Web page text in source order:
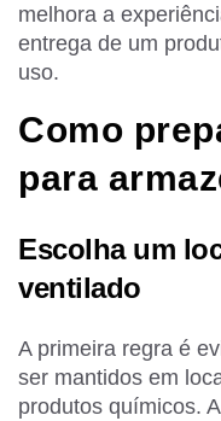
melhora a
entrega de um
uso.
Como
para
Escolha um
ventilado
A primeira regra é
ser mantidos em
produtos químicos.